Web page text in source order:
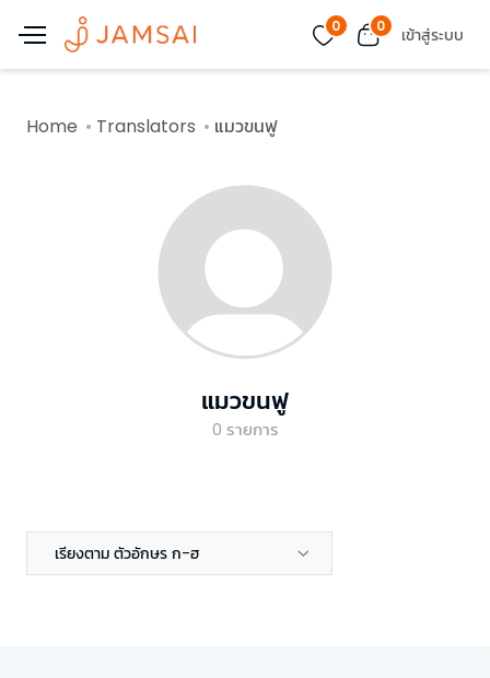
0 0 เข้าสู่ระบบ
Home Translators แมวขนฟู
แมวขนฟู
0 รายการ
เรียงตาม ตัวอักษร ก-ฮ